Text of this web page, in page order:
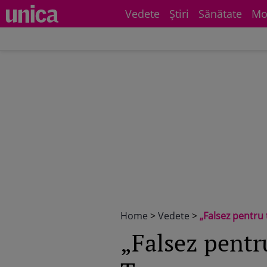
Vedete Știri Sănătate
Home >Vedete >„Falsez
„Falsez